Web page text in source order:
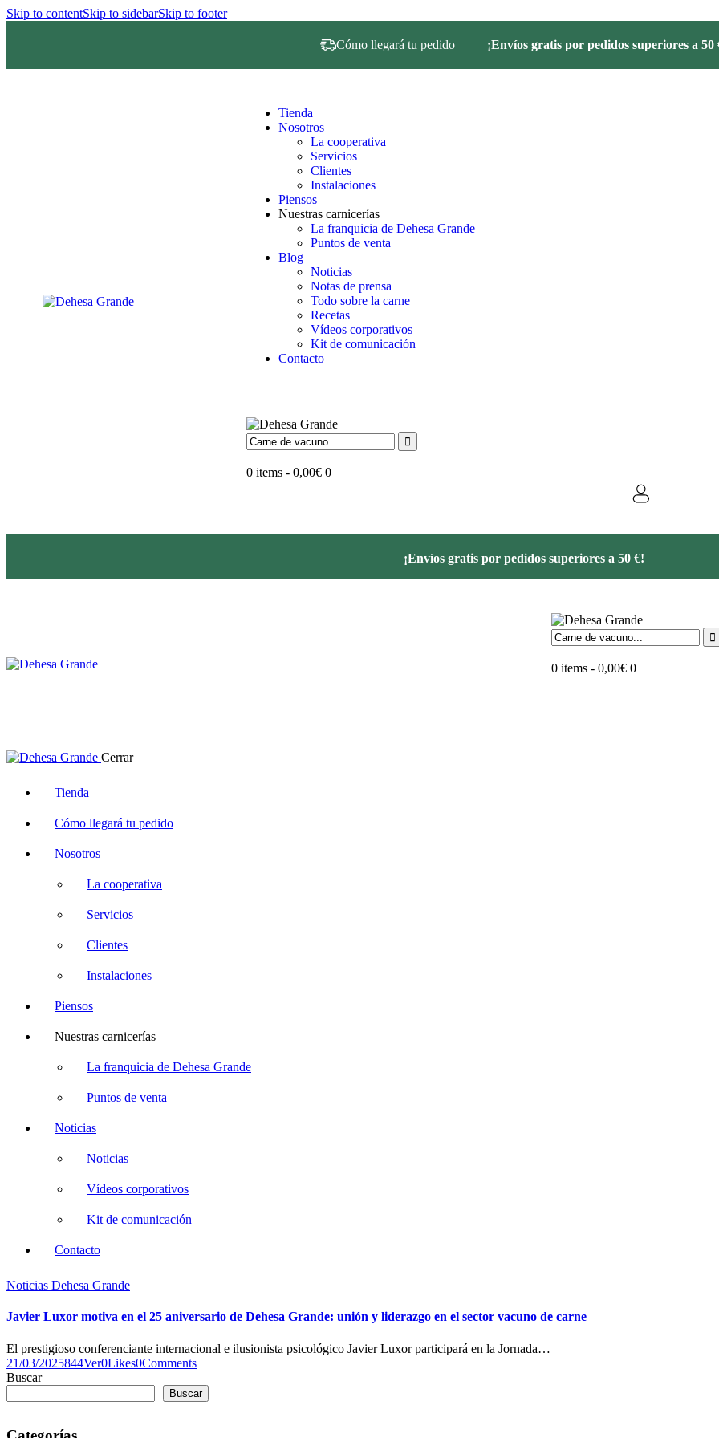
Skip to contentSkip to sidebarSkip to footer
Cómo llegará tu pedido ¡Envíos gratis por pedidos superiores a 50
Tienda
Nosotros
La cooperativa
Servicios
Clientes
Instalaciones
Piensos
Nuestras carnicerías
La franquicia de Dehesa Grande
Puntos de venta
Blog
Noticias
Notas de prensa
Todo sobre la carne
Recetas
Vídeos corporativos
Kit de comunicación
Contacto
0 items - 0,00€ 0
¡Envíos gratis por pedidos superiores a 50 €!
0 items - 0,00€ 0
Cerrar
Tienda
Cómo llegará tu pedido
Nosotros
La cooperativa
Servicios
Clientes
Instalaciones
Piensos
Nuestras carnicerías
La franquicia de Dehesa Grande
Puntos de venta
Noticias
Noticias
Vídeos corporativos
Kit de comunicación
Contacto
Noticias Dehesa Grande
Javier Luxor motiva en el 25 aniversario de Dehesa Grande: unión y liderazgo en el sector vacuno de carne
El prestigioso conferenciante internacional e ilusionista psicológico Javier Luxor participará en la Jornada…
21/03/2025844Ver0Likes0Comments
Buscar
Buscar